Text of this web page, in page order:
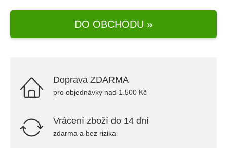
DO OBCHODU »
Doprava ZDARMA
pro objednávky nad 1.500 Kč
Vrácení zboží do 14 dní
zdarma a bez rizika